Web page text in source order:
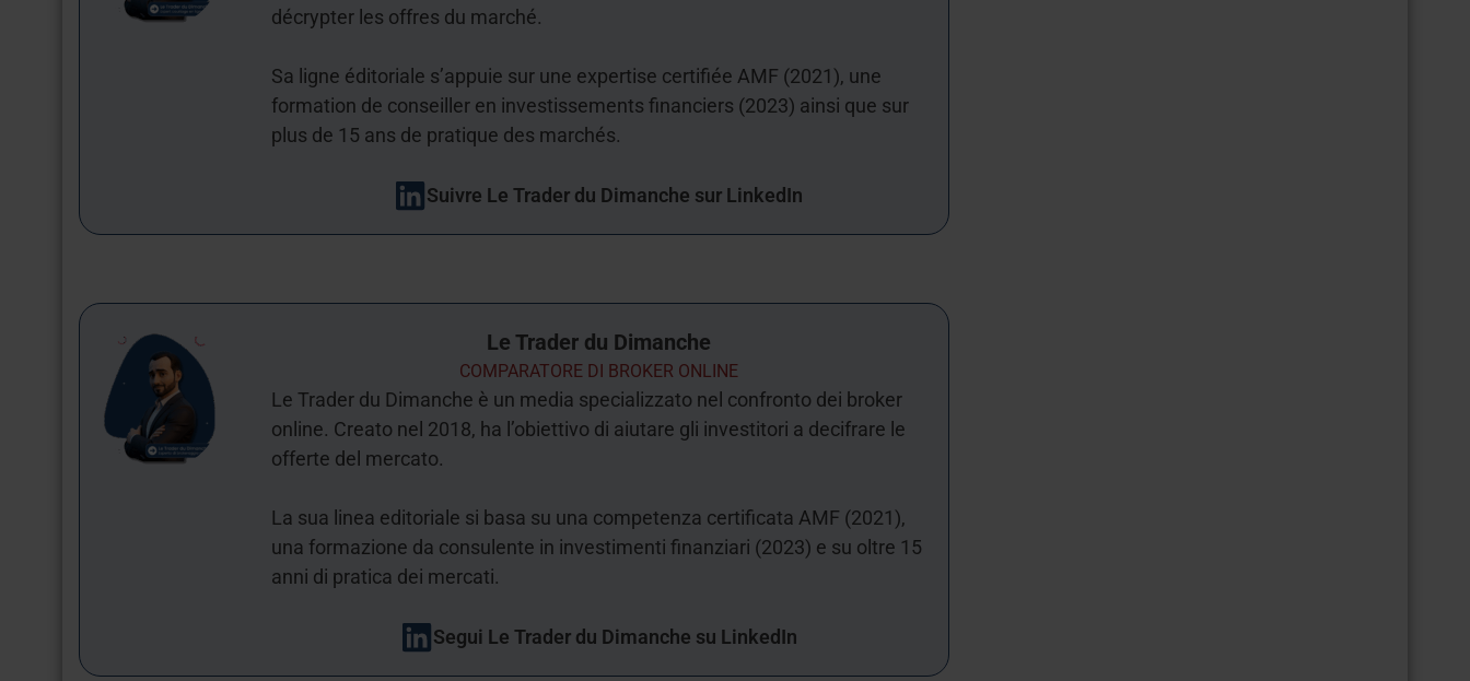
décrypter les offres du marché.
Sa ligne éditoriale s’appuie sur une expertise certifiée AMF (2021), une
formation de conseiller en investissements financiers (2023) ainsi que sur
plus de 15 ans de pratique des marchés.
Suivre Le Trader du Dimanche sur LinkedIn
Le Trader du Dimanche
COMPARATORE DI BROKER ONLINE
Le Trader du Dimanche è un media specializzato nel confronto dei broker
online. Creato nel 2018, ha l’obiettivo di aiutare gli investitori a decifrare le
offerte del mercato.
La sua linea editoriale si basa su una competenza certificata AMF (2021),
una formazione da consulente in investimenti finanziari (2023) e su oltre 15
anni di pratica dei mercati.
Segui Le Trader du Dimanche su LinkedIn